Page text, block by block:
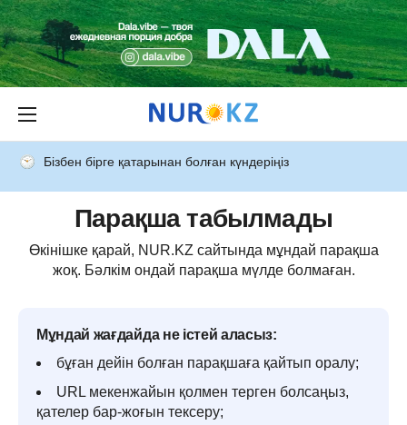
Бізбен бірге қатарынан болған күндеріңіз
Парақша табылмады
Өкінішке қарай, NUR.KZ сайтында мұндай парақша
жоқ. Бәлкім ондай парақша мүлде болмаған.
Мұндай жағдайда не істей аласыз:
бұған дейін болған парақшаға қайтып оралу;
URL мекенжайын қолмен терген болсаңыз,
қателер бар-жоғын тексеру;